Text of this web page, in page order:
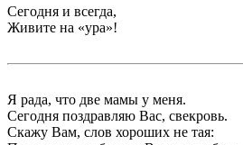
Сегодня и всегда,
Живите на «ура»!
Я рада, что две мамы у меня.
Сегодня поздравляю Вас, свекровь.
Скажу Вам, слов хороших не тая: